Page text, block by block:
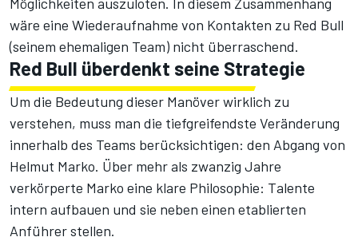
wäre eine Wiederaufnahme von Kontakten zu Red Bull
(seinem ehemaligen Team) nicht überraschend.
Red Bull überdenkt seine Strategie
Um die Bedeutung dieser Manöver wirklich zu
verstehen, muss man die tiefgreifendste Veränderung
innerhalb des Teams berücksichtigen: den Abgang von
Helmut Marko. Über mehr als zwanzig Jahre
verkörperte Marko eine klare Philosophie: Talente
intern aufbauen und sie neben einen etablierten
Anführer stellen.